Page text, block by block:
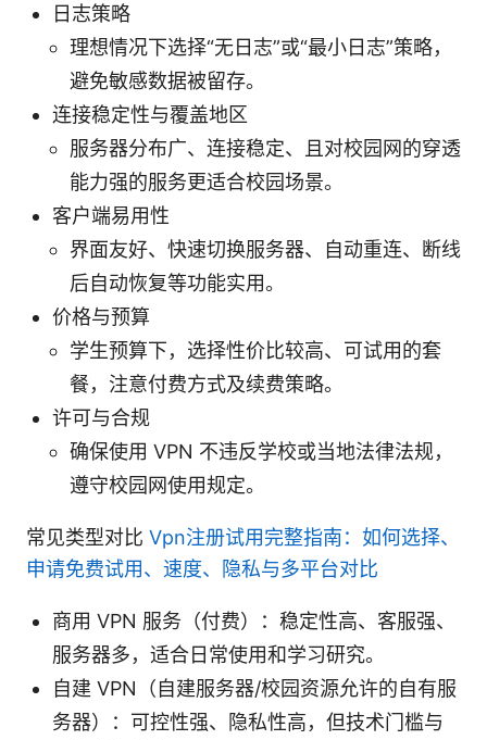
日志策略
理想情况下选择“无日志”或“最小日志”策略，
避免敏感数据被留存。
连接稳定性与覆盖地区
服务器分布广、连接稳定、且对校园网的穿透
能力强的服务更适合校园场景。
客户端易用性
界面友好、快速切换服务器、自动重连、断线
后自动恢复等功能实用。
价格与预算
学生预算下，选择性价比较高、可试用的套
餐，注意付费方式及续费策略。
许可与合规
确保使用 VPN 不违反学校或当地法律法规，
遵守校园网使用规定。
常见类型对比 Vpn注册试用完整指南：如何选择、
申请免费试用、速度、隐私与多平台对比
商用 VPN 服务（付费）：稳定性高、客服强、
服务器多，适合日常使用和学习研究。
自建 VPN（自建服务器/校园资源允许的自有服
务器）：可控性强、隐私性高，但技术门槛与